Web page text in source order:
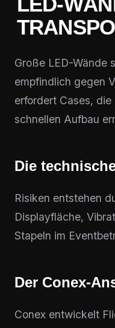
Große LED-Wände
empfindlich gegen
erfordert Cases,
schnellen Aufbau
Die
Risiken entstehen
Displayfläche,
Stapeln im
Der Conex-
Conex entwickelt